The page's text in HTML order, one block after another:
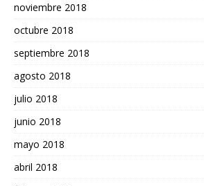
noviembre 2018
octubre 2018
septiembre 2018
agosto 2018
julio 2018
junio 2018
mayo 2018
abril 2018